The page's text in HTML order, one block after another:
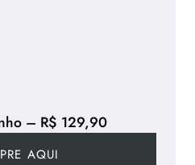
– R$ 129,90
AQUI